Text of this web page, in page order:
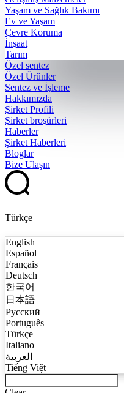
Yaşam ve Sağlık Bakımı
Ev ve Yaşam
Çevre Koruma
İnşaat
Tarım
Özel sentez
Özel Ürünler
Sentez ve İşleme
Hakkımızda
Şirket Profili
Şirket broşürleri
Haberler
Şirket Haberleri
Bloglar
Bize Ulaşın
Türkçe
English
Español
Français
Deutsch
한국어
日本語
Русский
Português
Türkçe
Italiano
العربية
Tiếng Việt